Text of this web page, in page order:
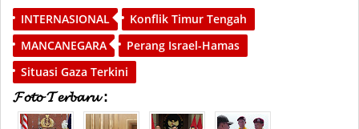
INTERNASIONAL
Konflik Timur Tengah
MANCANEGARA
Perang Israel-Hamas
Situasi Gaza Terkini
𝓕𝓸𝓽𝓸 𝓣𝓮𝓻𝓫𝓪𝓻𝓾 :